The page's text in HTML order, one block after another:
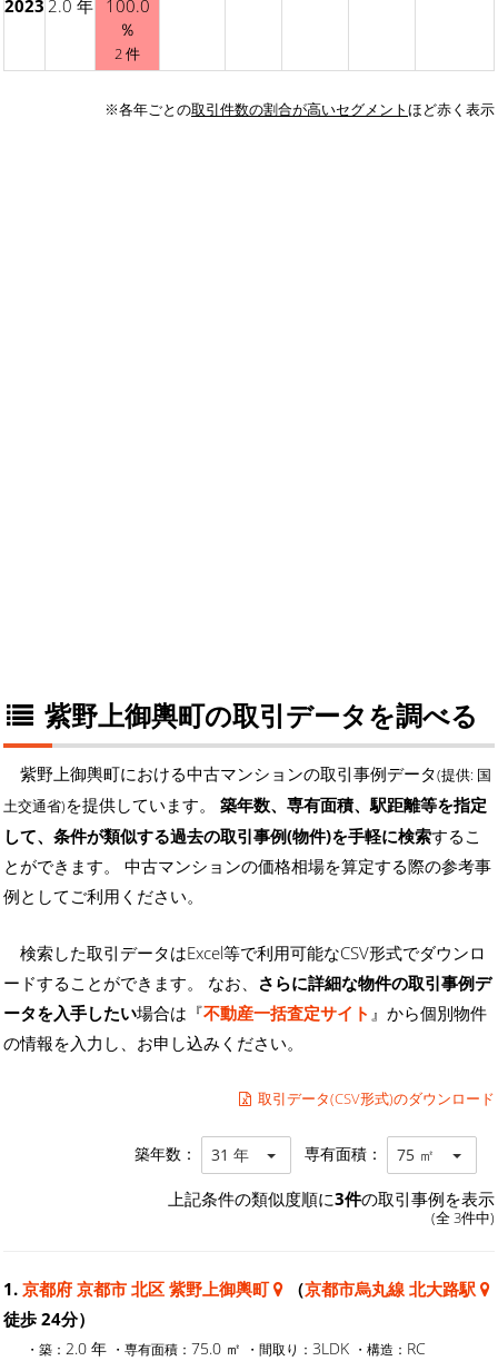
2023 2.0 年
100.0
％
2 件
※各年ごとの取引件数の割合が高いセグメントほど赤く表示
紫野上御輿町の取引データを調べる
紫野上御輿町における中古マンションの取引事例データ(提供: 国
土交通省)を提供しています。 築年数、専有面積、駅距離等を指定
して、条件が類似する過去の取引事例(物件)を手軽に検索するこ
とができます。 中古マンションの価格相場を算定する際の参考事
例としてご利用ください。
検索した取引データはExcel等で利用可能なCSV形式でダウンロ
ードすることができます。 なお、 さらに詳細な物件の取引事例デ
ータを入手したい場合は『不動産一括査定サイト 』から個別物件
の情報を入力し、お申し込みください。
取引データ(CSV形式)のダウンロード
築年数： 31 年 専有面積： 75 ㎡
上記条件の類似度順に3件の取引事例を表示
(全 3件中)
1. 京都府 京都市 北区 紫野上御輿町 （京都市烏丸線 北大路駅
徒歩 24分）
・築： 2.0 年 ・専有面積： 75.0 ㎡ ・間取り： 3LDK ・構造： RC